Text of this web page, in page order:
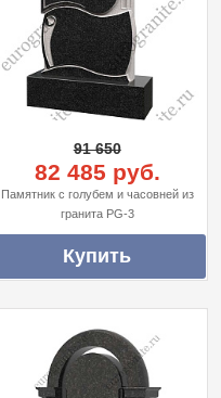
91 650
82 485 руб.
Памятник с голубем и часовней из
гранита PG-3